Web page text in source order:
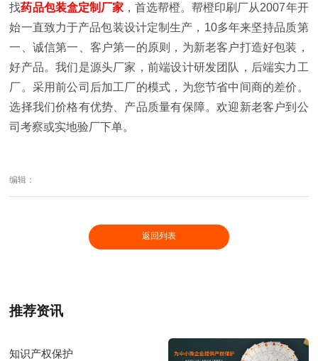
找药品包装盒定制厂家，首选帮橙。帮橙印刷厂从2007年开
始一直致力于产品包装设计定制生产，10多年来坚持品质第
一、诚信第一、客户第一的原则，为新老客户打造好包装，
好产品。我们是源头厂家，前端设计研发团队，后端实力工
厂。采用前公司后加工厂的模式，为您节省中间商的差价。
选择我们价格有优势、产品质量有保障。欢迎新老客户到公
司考察或实地验厂下单。
编辑：
返回列表
推荐资讯
知识产权保护